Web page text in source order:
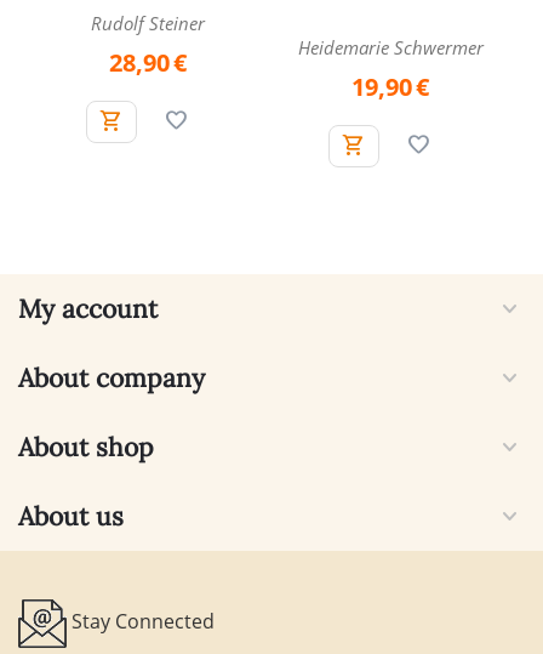
Rudolf Steiner
28,90€ Heidemarie Schwermer
19,90€
My account
About company
About shop
About us
Stay Connected